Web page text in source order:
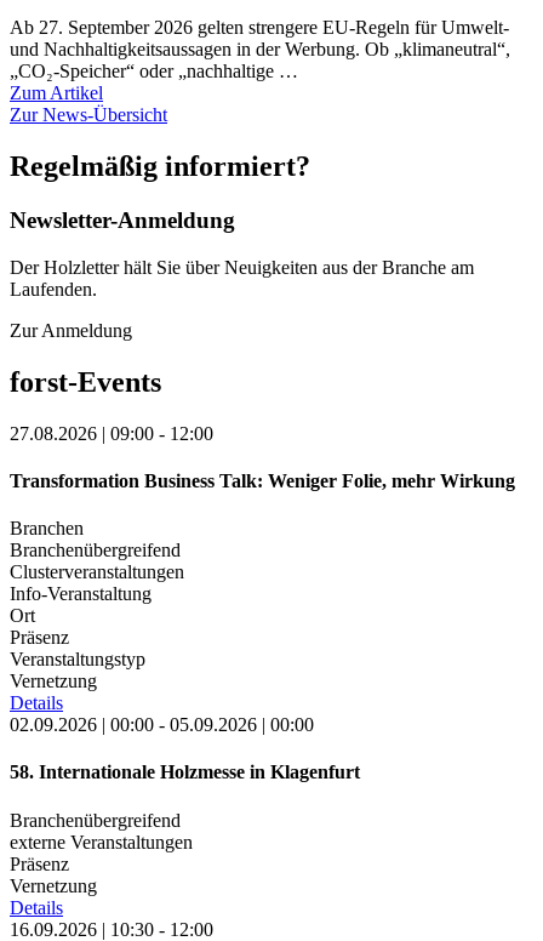
Ab 27. September 2026 gelten strengere EU-Regeln für Umwelt-
und Nachhaltigkeitsaussagen in der Werbung. Ob „klimaneutral“,
„CO₂-Speicher“ oder „nachhaltige …
Zum Artikel
Zur News-Übersicht
Regelmäßig informiert?
Newsletter-Anmeldung
Der Holzletter hält Sie über Neuigkeiten aus der Branche am
Laufenden.
Zur Anmeldung
forst-Events
27.08.2026 | 09:00 - 12:00
Transformation Business Talk: Weniger Folie, mehr Wirkung
Branchen
Branchenübergreifend
Clusterveranstaltungen
Info-Veranstaltung
Ort
Präsenz
Veranstaltungstyp
Vernetzung
Details
02.09.2026 | 00:00 - 05.09.2026 | 00:00
58. Internationale Holzmesse in Klagenfurt
Branchenübergreifend
externe Veranstaltungen
Präsenz
Vernetzung
Details
16.09.2026 | 10:30 - 12:00